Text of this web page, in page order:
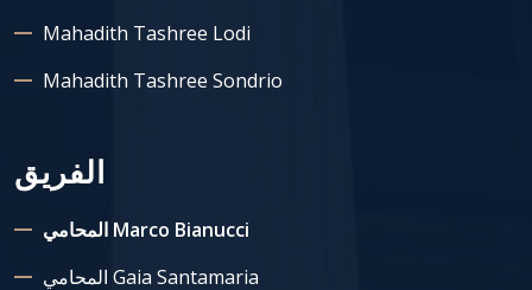
Mahadith Tashree Lodi
Mahadith Tashree Sondrio
الفريق
المحامي Marco Bianucci
المحامي Gaia Santamaria